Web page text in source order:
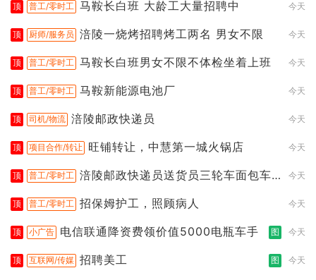
顶 普工/零时工 马鞍长白班 大龄工大量招聘中 今天
顶 厨师/服务员 涪陵一烧烤招聘烤工两名 男女不限 今天
顶 普工/零时工 马鞍长白班男女不限不体检坐着上班 今天
顶 普工/零时工 马鞍新能源电池厂 今天
顶 司机/物流 涪陵邮政快递员 今天
顶 项目合作/转让 旺铺转让，中慧第一城火锅店 今天
顶 普工/零时工 涪陵邮政快递员送货员三轮车面包车
今天
顶 普工/零时工 招保姆护工，照顾病人 今天
顶 小广告 电信联通降资费领价值5000电瓶车手 图 今天
顶 互联网/传媒 招聘美工 图 今天